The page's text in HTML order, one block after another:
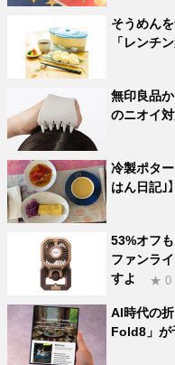
そうめん
「レンチ
無印良品
のニオイ
冷製ポタ
はん日記｣】
53%オフ
ファンラ
すよ
★ 0
AI時代の
Fold8」が